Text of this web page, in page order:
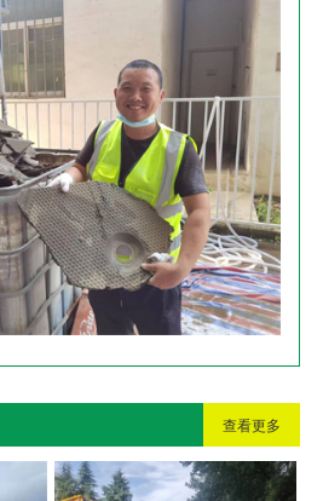
查看更多